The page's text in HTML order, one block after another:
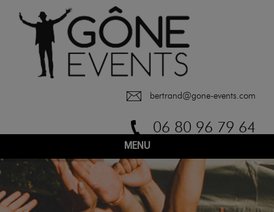
bertrand@gone-events.com
06 80 96 79 64
MENU